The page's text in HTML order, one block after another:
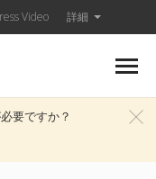
Video 詳細
要ですか？